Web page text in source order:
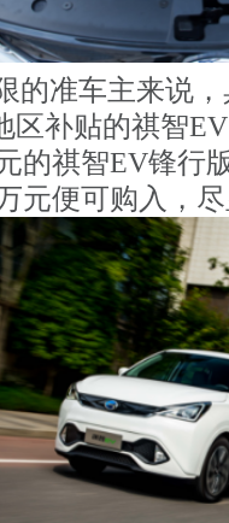
的准车主来说
区补贴的祺智
的祺智EV锋行
元便可购入，